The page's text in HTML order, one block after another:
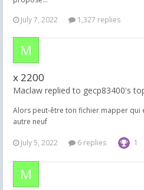
July 7, 2022
1,327 replies
x 2200
Maclaw replied to gecp83400's
Alors peut-être ton fichier mapper qui
autre neuf
July 5, 2022 6 replies 1